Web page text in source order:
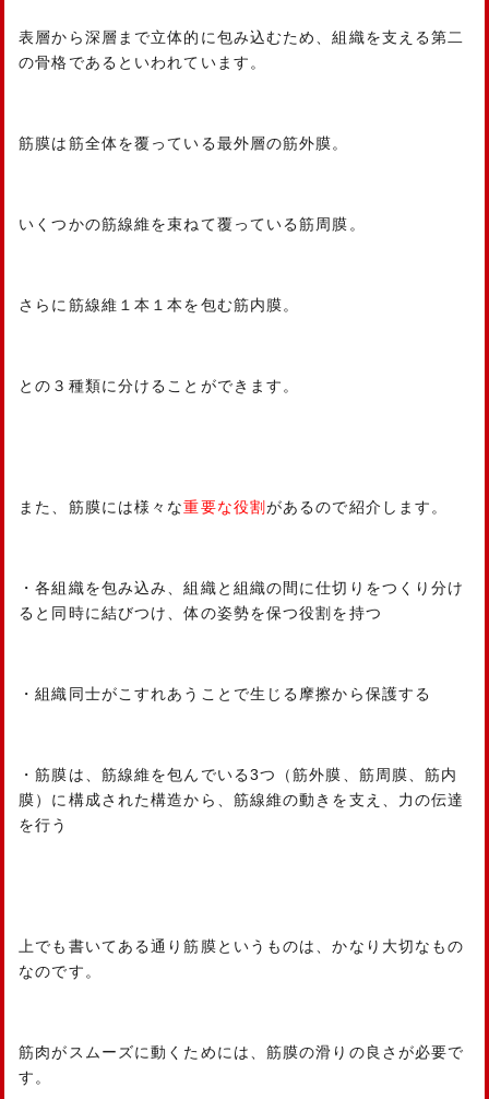
表層から深層まで立体的に包み込むため、組織を支える第二
の骨格であるといわれています。
筋膜は筋全体を覆っている最外層の筋外膜。
いくつかの筋線維を束ねて覆っている筋周膜。
さらに筋線維１本１本を包む筋内膜。
との３種類に分けることができます。
また、筋膜には様々な重要な役割があるので紹介します。
・各組織を包み込み、組織と組織の間に仕切りをつくり分け
ると同時に結びつけ、体の姿勢を保つ役割を持つ
・組織同士がこすれあうことで生じる摩擦から保護する
・筋膜は、筋線維を包んでいる3つ（筋外膜、筋周膜、筋内
膜）に構成された構造から、筋線維の動きを支え、力の伝達
を行う
上でも書いてある通り筋膜というものは、かなり大切なもの
なのです。
筋肉がスムーズに動くためには、筋膜の滑りの良さが必要で
す。